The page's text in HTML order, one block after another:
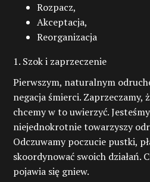
Rozpacz,
Akceptacja,
Reorganizacja
1. Szok i zaprzeczenie
Pierwszym, naturalnym
negacja śmierci. Zaprzeczamy,
chcemy w to uwierzyć.
niejednokrotnie towarzyszy
Odczuwamy poczucie pustki,
skoordynować swoich działań.
pojawia się gniew.